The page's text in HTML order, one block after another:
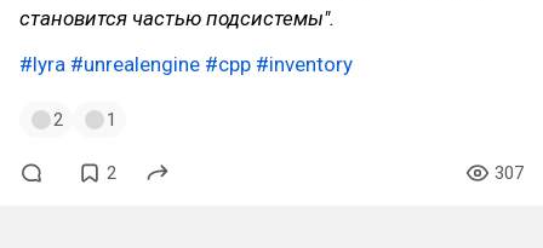
становится частью подсистемы".
#lyra #unrealengine #cpp #inventory
2 1
2 307